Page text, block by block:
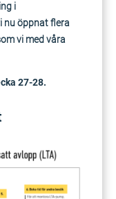
i
nu öppnat flera
vi med våra
27-28.